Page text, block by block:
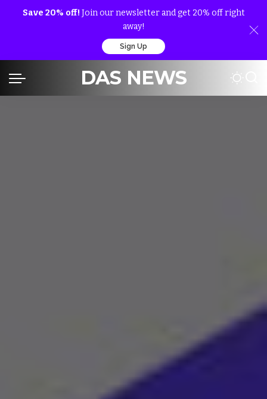
Save 20% off! Join our newsletter and get 20% off right
away!
Sign Up
DAS NEWS